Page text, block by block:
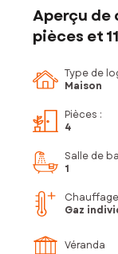
Aperçu de
pièces et
Type de
Maison
Pièces :
4
Salle de
1
Gaz
Véranda